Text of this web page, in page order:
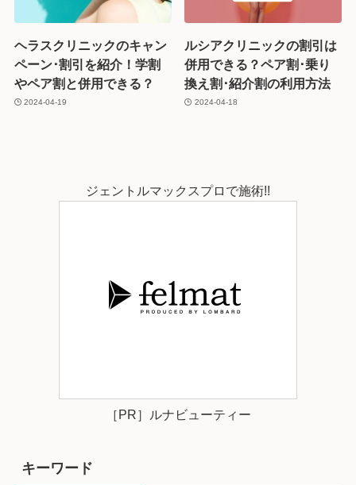
ヘラスクリニックのキャン
ペーン･割引を紹介！学割
やペア割と併用できる？
2024-04-19
ルシアクリニックの割引は
併用できる？ペア割･乗り
換え割･紹介割の利用方法
2024-04-18
ジェントルマックスプロで施術!!
［PR］ルナビューティー
キーワード